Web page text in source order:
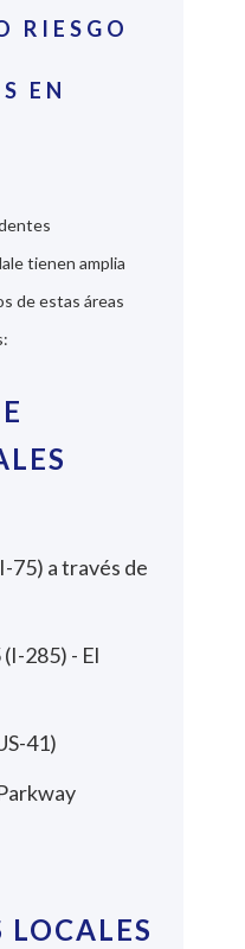
RIESGO
EN
tienen amplia
de estas áreas
75) a través de
285) - El
41)
LOCALES